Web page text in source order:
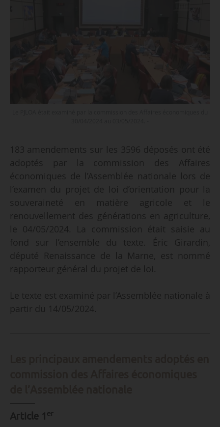
183 amendements sur les 3596 déposés ont été
adoptés par la commission des Affaires
économiques de l’Assemblée nationale lors de
l’examen du projet de loi d’orientation pour la
souveraineté en matière agricole et le
renouvellement des générations en agriculture,
le 04/05/2024. La commission était saisie au
fond sur l’ensemble du texte. Éric Girardin,
député Renaissance de la Marne, est nommé
rapporteur général du projet de loi.
Le texte est examiné par l’Assemblée nationale à
partir du 14/05/2024.
Article 1 er